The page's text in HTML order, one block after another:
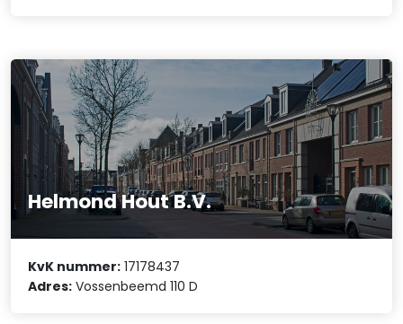
Helmond Hout B.V.
KvK nummer: 17178437
Adres: Vossenbeemd 110 D